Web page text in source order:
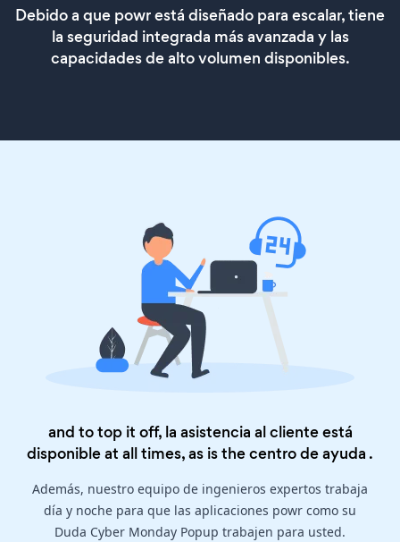
Debido a que powr está diseñado para escalar, tiene
la seguridad integrada más avanzada y las
capacidades de alto volumen disponibles.
and to top it off, la asistencia al cliente está
disponible at all times, as is thecentro de ayuda .
Además, nuestro equipo de ingenieros expertos trabaja
día y noche para que las aplicaciones powr como su
Duda Cyber Monday Popup trabajen para usted.